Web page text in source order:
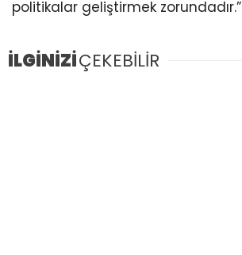
politikalar geliştirmek zorundadır.”
İLGİNİZİÇEKEBİLİR